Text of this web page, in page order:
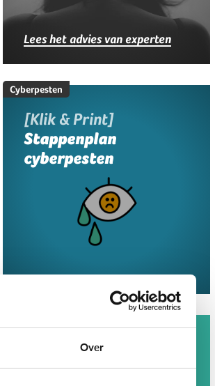
Over
Lees het advies van experten
Cyberpesten
[Klik & Print]
Stappenplan
cyberpesten
Wat is cyberpesten?
Niet elke negatieve actie van